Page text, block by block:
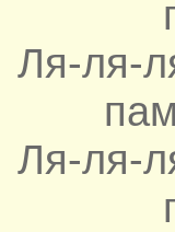
Ля-ля-
Ля-ля-